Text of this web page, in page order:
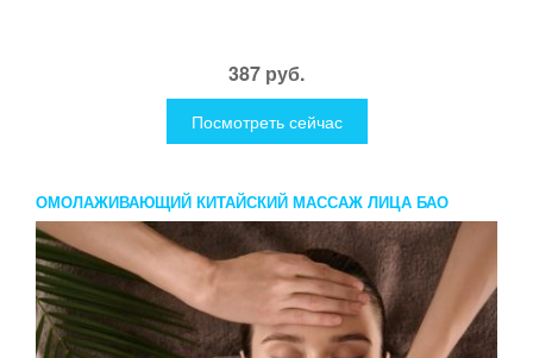
387 руб.
Посмотреть сейчас
ОМОЛАЖИВАЮЩИЙ КИТАЙСКИЙ МАССАЖ ЛИЦА БАО
ЦЗЯНЬ